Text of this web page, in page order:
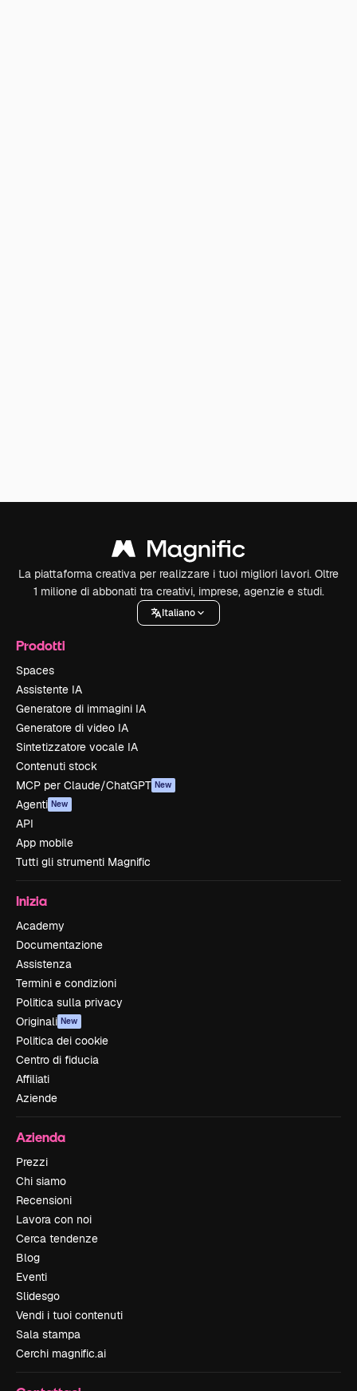
La piattaforma creativa per realizzare i tuoi migliori lavori. Oltre
1 milione di abbonati tra creativi, imprese, agenzie e studi.
Italiano
Prodotti
Spaces
Assistente IA
Generatore di immagini IA
Generatore di video IA
Sintetizzatore vocale IA
Contenuti stock
MCP per Claude/ChatGPT New
Agenti New
API
App mobile
Tutti gli strumenti Magnific
Inizia
Academy
Documentazione
Assistenza
Termini e condizioni
Politica sulla privacy
Originali New
Politica dei cookie
Centro di fiducia
Affiliati
Aziende
Azienda
Prezzi
Chi siamo
Recensioni
Lavora con noi
Cerca tendenze
Blog
Eventi
Slidesgo
Vendi i tuoi contenuti
Sala stampa
Cerchi magnific.ai